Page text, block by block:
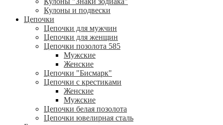
Кулоны и подвески
Цепочки
Цепочки для мужчин
Цепочки для женщин
Цепочки позолота 585
Мужские
Женские
Цепочки "Бисмарк"
Цепочки с крестиками
Женские
Мужские
Цепочки белая позолота
Цепочки ювелирная сталь